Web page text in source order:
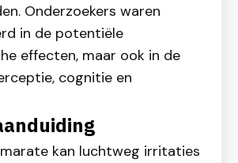
Onderzoekers waren
in de potentiële
effecten, maar ook in de
cognitie en
kan luchtweg irritaties